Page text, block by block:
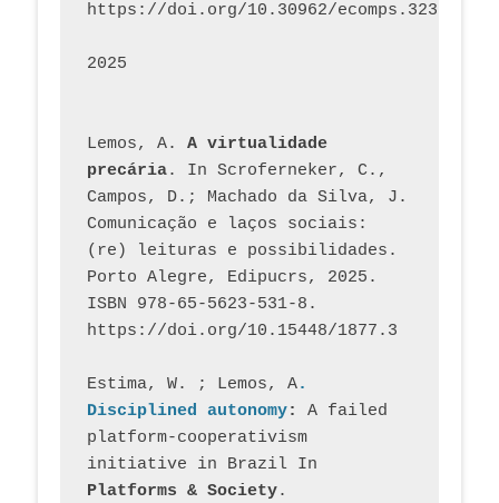
https://doi.org/10.30962/ecomps.3231
2025
Lemos, A. A virtualidade
precária. In Scroferneker, C.,
Campos, D.; Machado da Silva, J.
Comunicação e laços sociais:
(re) leituras e possibilidades.
Porto Alegre, Edipucrs, 2025.
ISBN 978-65-5623-531-8.
https://doi.org/10.15448/1877.3
Estima, W. ; Lemos, A.
Disciplined autonomy: A failed
platform-cooperativism
initiative in Brazil In
Platforms & Society.